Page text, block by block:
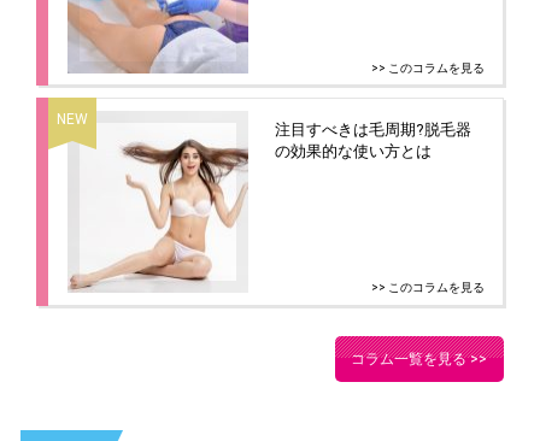
>> このコラムを見る
注目すべきは毛周期?脱毛器
の効果的な使い方とは
>> このコラムを見る
コラム一覧を見る >>